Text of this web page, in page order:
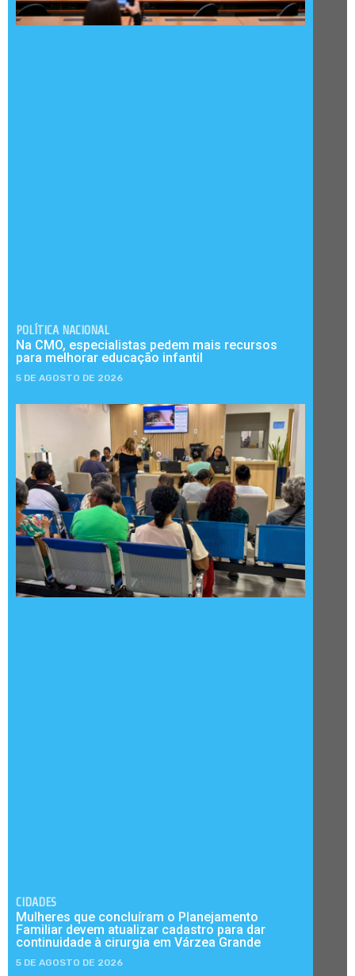
POLÍTICA NACIONAL
Na CMO, especialistas pedem mais recursos
para melhorar educação infantil
5 DE AGOSTO DE 2026
CIDADES
Mulheres que concluíram o Planejamento
Familiar devem atualizar cadastro para dar
continuidade à cirurgia em Várzea Grande
5 DE AGOSTO DE 2026